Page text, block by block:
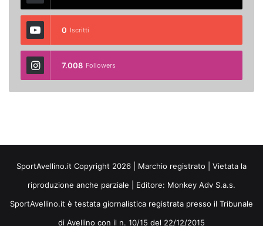
0 Iscritti
7.008 Followers
SportAvellino.it Copyright 2026 | Marchio registrato | Vietata la
riproduzione anche parziale | Editore: Monkey Adv S.a.s.
SportAvellino.it è testata giornalistica registrata presso il Tribunale
di Avellino con il n. 10/15 del 22/12/2015